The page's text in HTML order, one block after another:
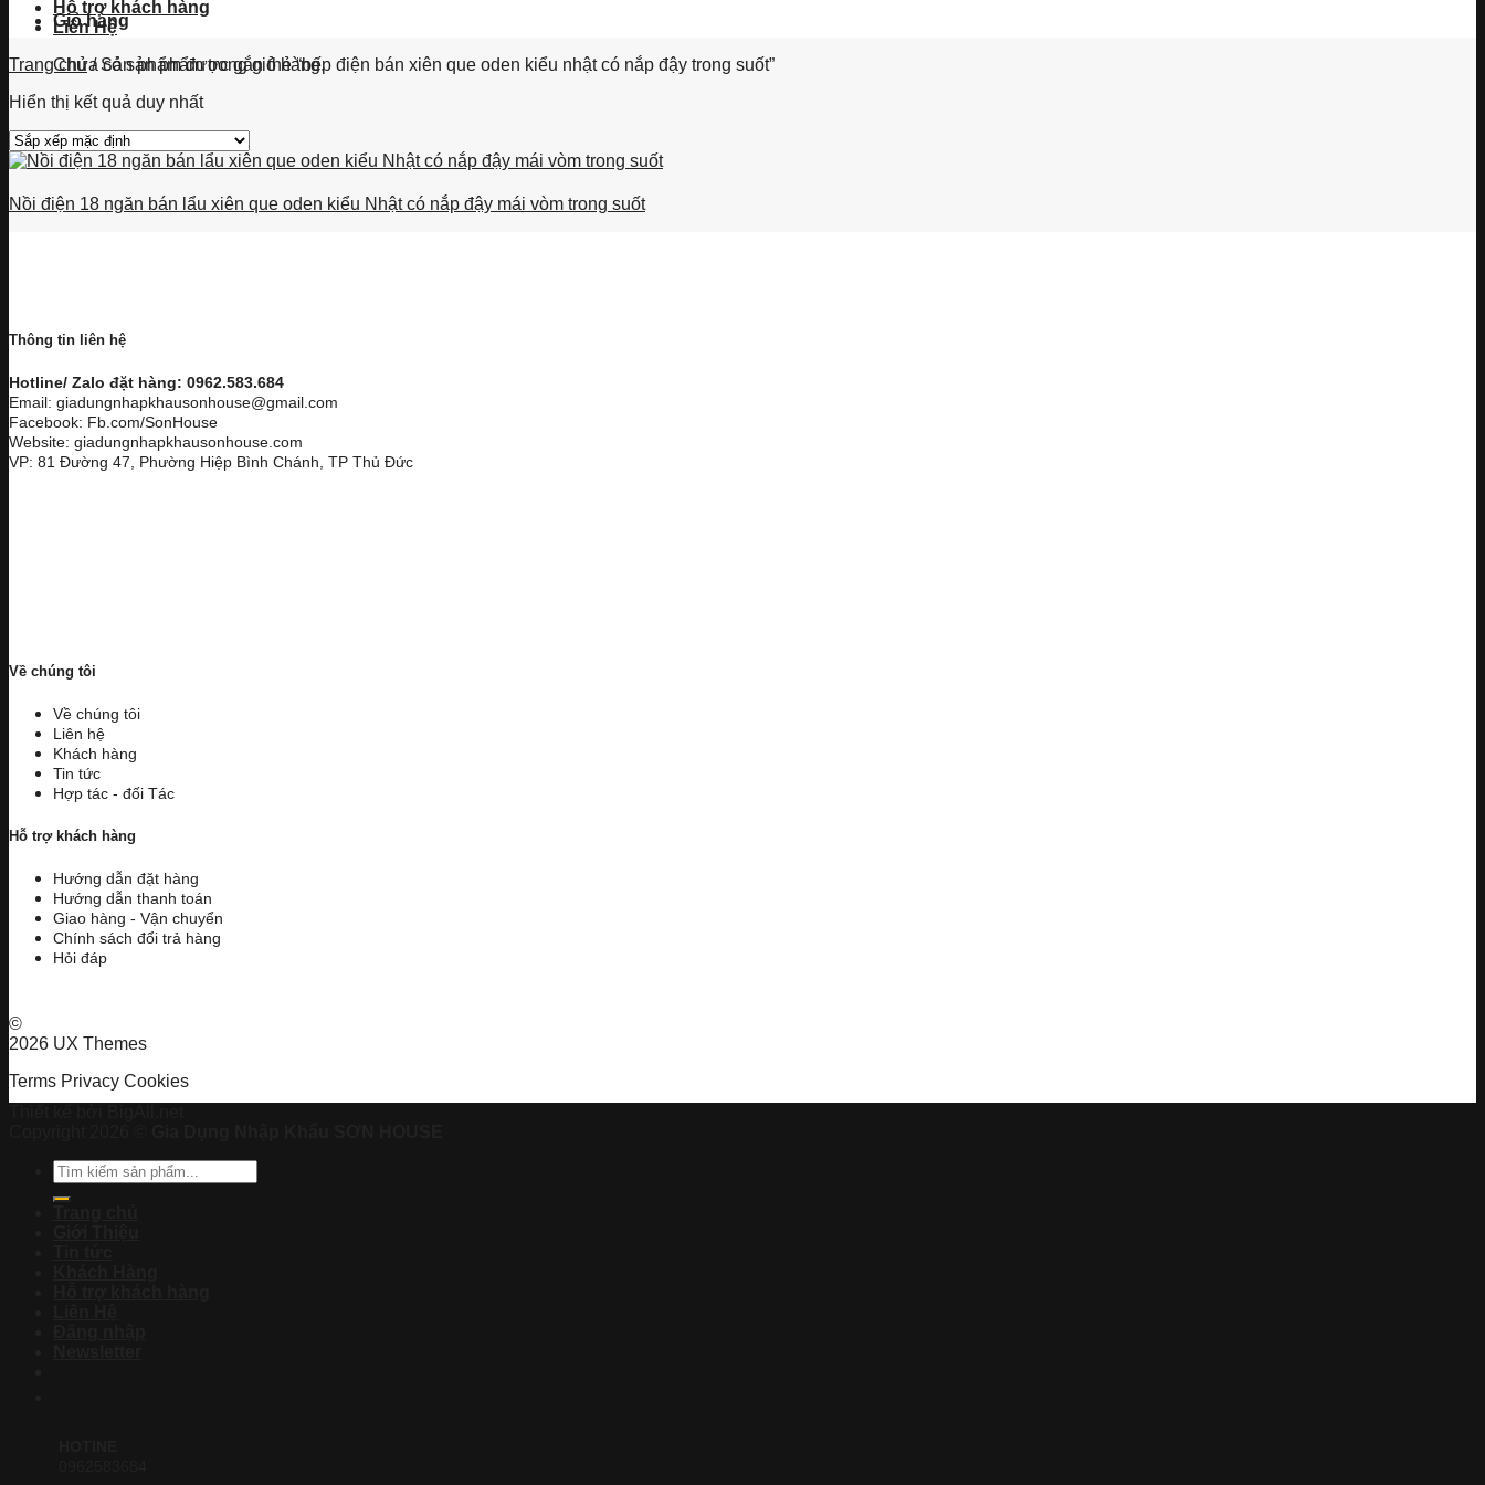
Giỏ hàng
Chưa có sản phẩm trong giỏ hàng.
Hỗ trợ khách hàng
Liên Hệ
Trang chủ /Sản phẩm được gắn thẻ “bếp điện bán xiên que oden kiểu nhật có nắp đậy trong suốt”
Hiển thị kết quả duy nhất
Nồi điện 18 ngăn bán lẩu xiên que oden kiểu Nhật có nắp đậy mái vòm trong suốt
Thông tin liên hệ
Hotline/ Zalo đặt hàng: 0962.583.684
Email: giadungnhapkhausonhouse@gmail.com
Facebook: Fb.com/SonHouse
Website: giadungnhapkhausonhouse.com
VP: 81 Đường 47, Phường Hiệp Bình Chánh, TP Thủ Đức
Về chúng tôi
Về chúng tôi
Liên hệ
Khách hàng
Tin tức
Hợp tác - đối Tác
Hỗ trợ khách hàng
Hướng dẫn đặt hàng
Hướng dẫn thanh toán
Giao hàng - Vận chuyển
Chính sách đổi trả hàng
Hỏi đáp
©
2026 UX Themes
Terms Privacy Cookies
Tìm
kiếm: